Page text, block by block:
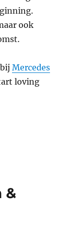
ook
bijMercedes
loving
&